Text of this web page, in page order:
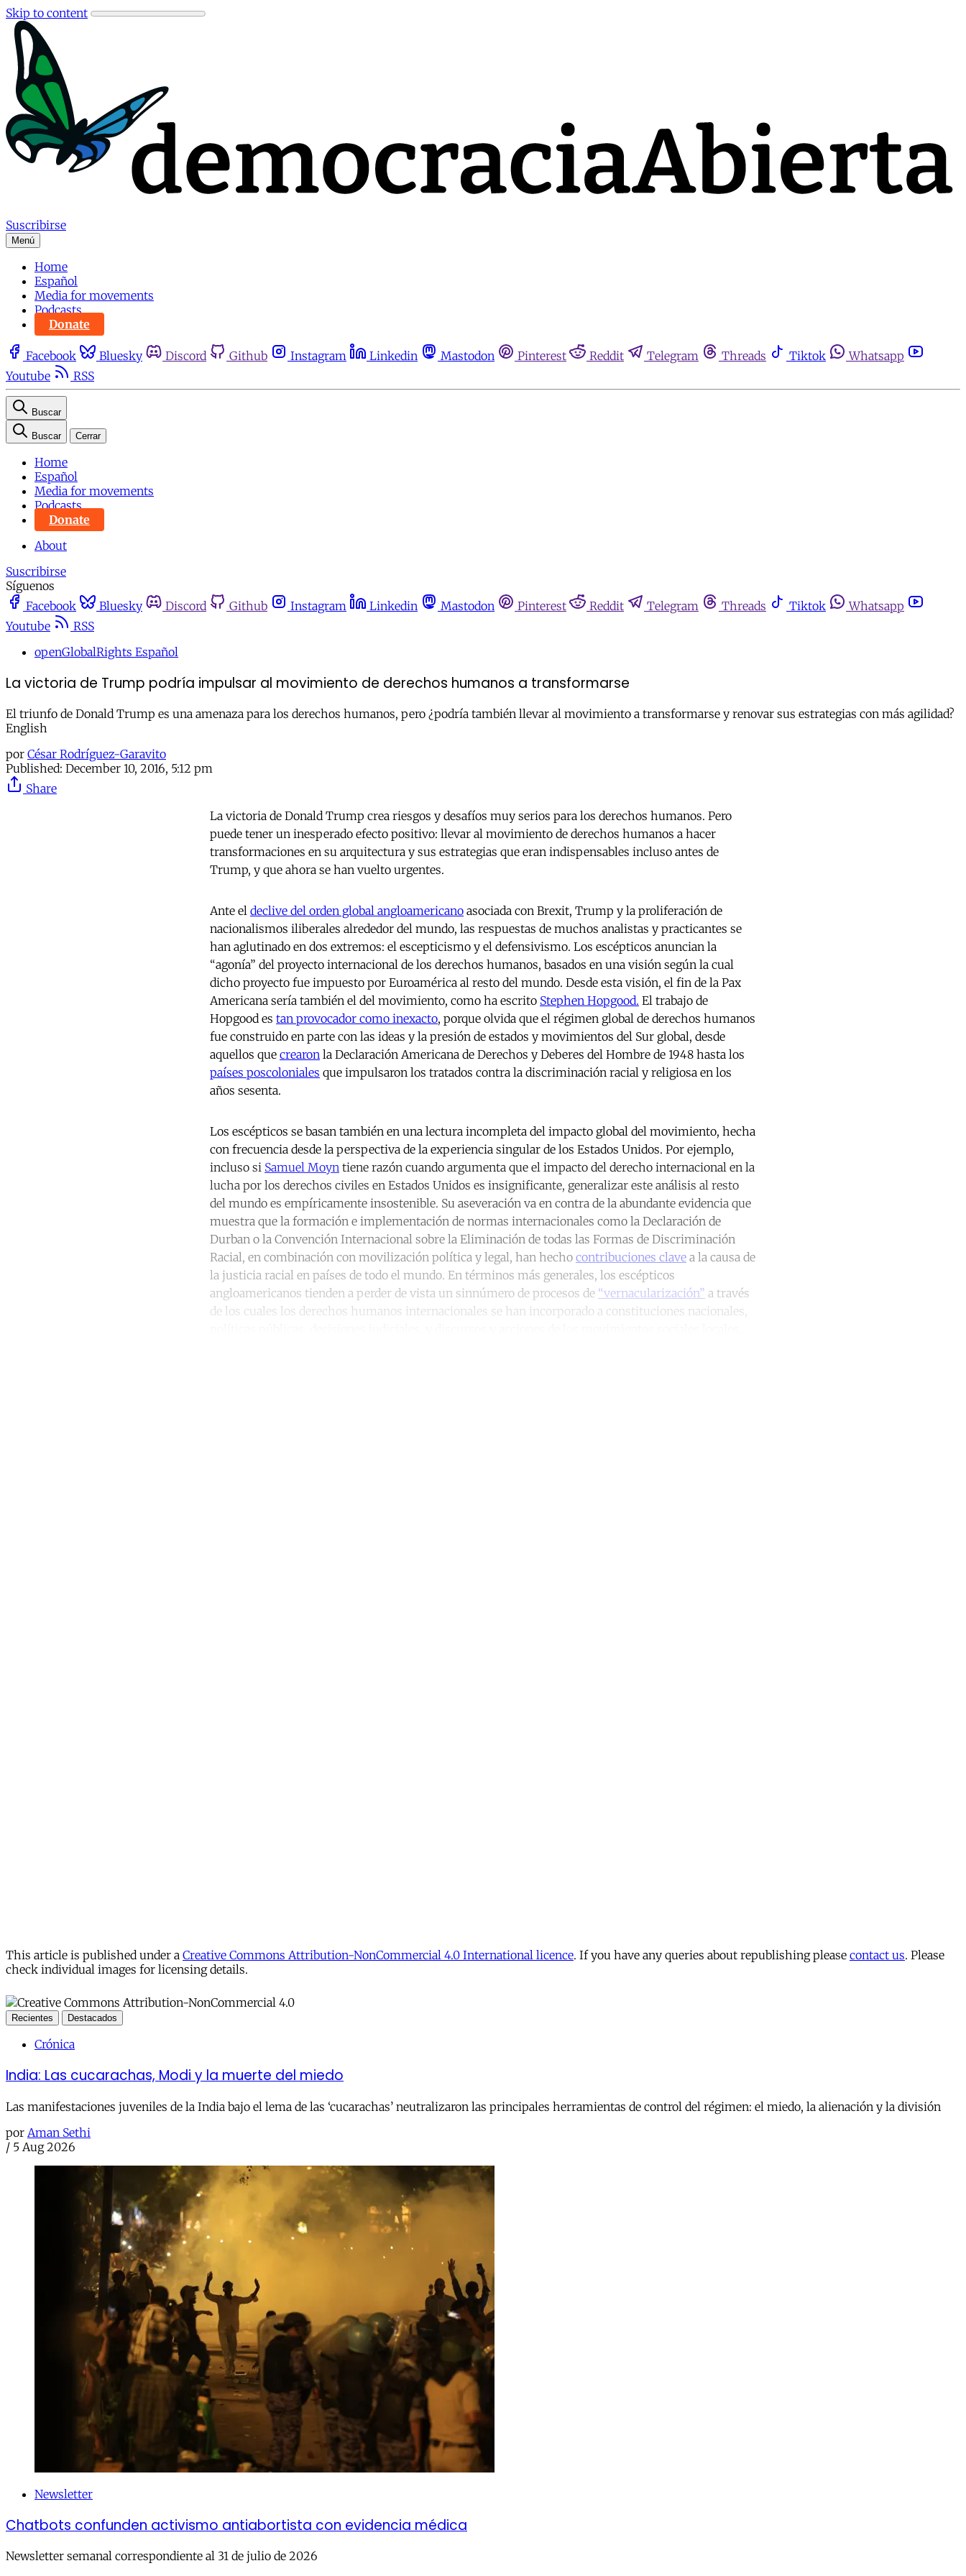
Skip to content
Suscribirse
Menú
Home
Español
Media for movements
Podcasts
Donate
Facebook Bluesky Discord Github Instagram Linkedin Mastodon Pinterest Reddit Telegram Threads Tiktok
Whatsapp
Youtube
RSS
Buscar
Buscar Cerrar
Home
Español
Media for movements
Podcasts
Donate
About
Suscribirse
Síguenos
Facebook
Bluesky Discord Github Instagram Linkedin Mastodon Pinterest Reddit Telegram Threads Tiktok
Whatsapp
Youtube
RSS
openGlobalRights Español
La victoria de Trump podría impulsar al movimiento de derechos humanos a transformarse
El triunfo de Donald Trump es una amenaza para los derechos humanos, pero ¿podría también llevar al movimiento a transformarse y renovar sus estrategias con más agilidad?
English
por César Rodríguez-Garavito
Published: December 10, 2016, 5:12 pm
Share
La victoria de Donald Trump crea riesgos y desafíos muy serios para los derechos humanos. Pero
puede tener un inesperado efecto positivo: llevar al movimiento de derechos humanos a hacer
transformaciones en su arquitectura y sus estrategias que eran indispensables incluso antes de
Trump, y que ahora se han vuelto urgentes.
Ante el declive del orden global angloamericano asociada con Brexit, Trump y la proliferación de
nacionalismos iliberales alrededor del mundo, las respuestas de muchos analistas y practicantes se
han aglutinado en dos extremos: el escepticismo y el defensivismo. Los escépticos anuncian la
“agonía” del proyecto internacional de los derechos humanos, basados en una visión según la cual
dicho proyecto fue impuesto por Euroamérica al resto del mundo. Desde esta visión, el fin de la Pax
Americana sería también el del movimiento, como ha escrito Stephen Hopgood. El trabajo de
Hopgood es tan provocador como inexacto, porque olvida que el régimen global de derechos humanos
fue construido en parte con las ideas y la presión de estados y movimientos del Sur global, desde
aquellos que crearon la Declaración Americana de Derechos y Deberes del Hombre de 1948 hasta los
países poscoloniales que impulsaron los tratados contra la discriminación racial y religiosa en los
años sesenta.
Los escépticos se basan también en una lectura incompleta del impacto global del movimiento, hecha
con frecuencia desde la perspectiva de la experiencia singular de los Estados Unidos. Por ejemplo,
incluso si Samuel Moyn tiene razón cuando argumenta que el impacto del derecho internacional en la
lucha por los derechos civiles en Estados Unidos es insignificante, generalizar este análisis al resto
del mundo es empíricamente insostenible. Su aseveración va en contra de la abundante evidencia que
muestra que la formación e implementación de normas internacionales como la Declaración de
Durban o la Convención Internacional sobre la Eliminación de todas las Formas de Discriminación
Racial, en combinación con movilización política y legal, han hecho contribuciones clave a la causa de
la justicia racial en países de todo el mundo. En términos más generales, los escépticos
angloamericanos tienden a perder de vista un sinnúmero de procesos de “vernacularización” a través
de los cuales los derechos humanos internacionales se han incorporado a constituciones nacionales,
This article is published under a Creative Commons Attribution-NonCommercial 4.0 International licence. If you have any queries about republishing please contact us. Please
check individual images for licensing details.
Recientes Destacados
Crónica
India: Las cucarachas, Modi y la muerte del miedo
Las manifestaciones juveniles de la India bajo el lema de las ‘cucarachas’ neutralizaron las principales herramientas de control del régimen: el miedo, la alienación y la división
por Aman Sethi
/ 5 Aug 2026
Newsletter
Chatbots confunden activismo antiabortista con evidencia médica
Newsletter semanal correspondiente al 31 de julio de 2026